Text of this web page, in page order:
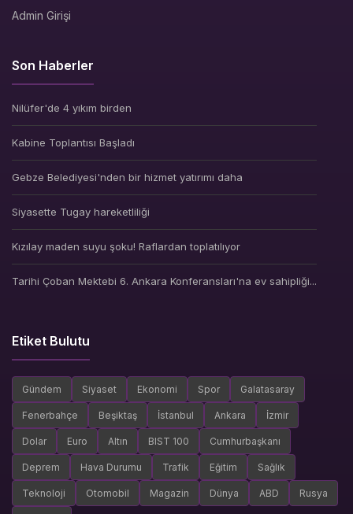
Admin Girişi
Son Haberler
Nilüfer'de 4 yıkım birden
Kabine Toplantısı Başladı
Gebze Belediyesi'nden bir hizmet yatırımı daha
Siyasette Tugay hareketliliği
Kızılay maden suyu şoku! Raflardan toplatılıyor
Tarihi Çoban Mektebi 6. Ankara Konferansları'na ev sahipliği...
Etiket Bulutu
Gündem Siyaset Ekonomi Spor Galatasaray
Fenerbahçe Beşiktaş İstanbul Ankara İzmir
Dolar Euro Altın BIST 100 Cumhurbaşkanı
Deprem Hava Durumu Trafik Eğitim Sağlık
Teknoloji Otomobil Magazin Dünya ABD Rusya